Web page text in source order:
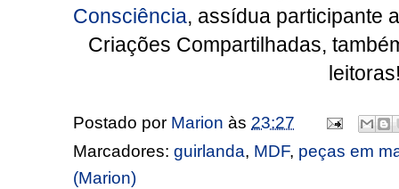
Consciência, assídua participante
Criações Compartilhadas,
Postado por Marion às 23:27
Marcadores: guirlanda, MDF, peças em
(Marion)